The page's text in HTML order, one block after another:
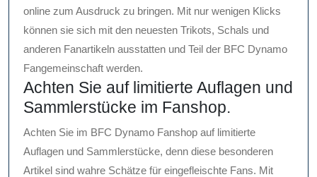
online zum Ausdruck zu bringen. Mit nur wenigen Klicks
können sie sich mit den neuesten Trikots, Schals und
anderen Fanartikeln ausstatten und Teil der BFC Dynamo
Fangemeinschaft werden.
Achten Sie auf limitierte Auflagen und
Sammlerstücke im Fanshop.
Achten Sie im BFC Dynamo Fanshop auf limitierte
Auflagen und Sammlerstücke, denn diese besonderen
Artikel sind wahre Schätze für eingefleischte Fans. Mit